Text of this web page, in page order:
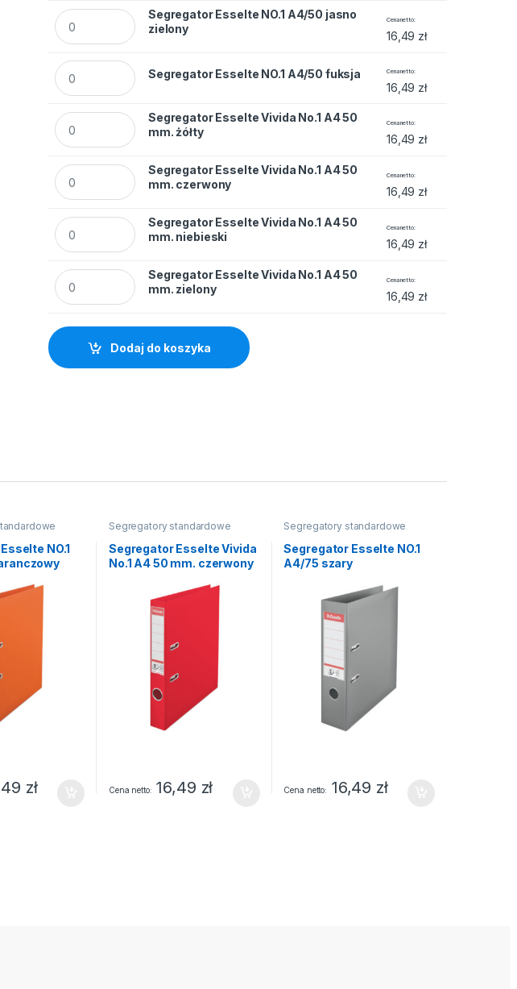
Segregator Esselte NO.1 A4/50 jasno zielony quantity
Segregator Esselte NO.1 A4/50 jasno
zielony
Cena netto
16,49 zł
Segregator Esselte NO.1 A4/50 fuksja quantity
Segregator Esselte NO.1 A4/50 fuksja Cena netto
16,49 zł
Segregator Esselte Vivida No.1 A4 50 mm. żółty quantity
Segregator Esselte Vivida No.1 A4 50
mm. żółty
Cena netto
16,49 zł
Segregator Esselte Vivida No.1 A4 50 mm. czerwony quantity
Segregator Esselte Vivida No.1 A4 50
mm. czerwony
Cena netto
16,49 zł
Segregator Esselte Vivida No.1 A4 50 mm. niebieski quantity
Segregator Esselte Vivida No.1 A4 50
mm. niebieski
Cena netto
16,49 zł
Segregator Esselte Vivida No.1 A4 50 mm. zielony quantity
Segregator Esselte Vivida No.1 A4 50
mm. zielony
Cena netto
16,49 zł
Dodaj do koszyka
NO.1
zł
Segregatory standardowe
Segregator Esselte Vivida
No.1 A4 50 mm. czerwony
Cena netto 16,49 zł
Segregatory standardowe
Segregator Esselte NO.1
A4/75 szary
Cena netto 16,49 zł